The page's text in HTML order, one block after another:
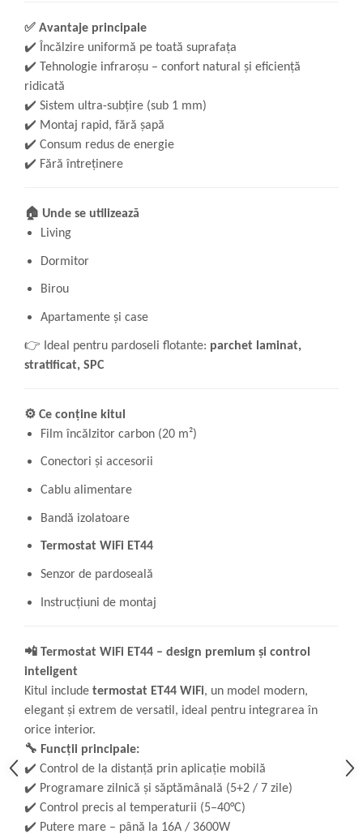
✅ Avantaje principale
✔️ Încălzire uniformă pe toată suprafața
✔️ Tehnologie infraroșu – confort natural și eficiență
ridicată
✔️ Sistem ultra-subțire (sub 1 mm)
✔️ Montaj rapid, fără șapă
✔️ Consum redus de energie
✔️ Fără întreținere
🏠 Unde se utilizează
Living
Dormitor
Birou
Apartamente și case
👉 Ideal pentru pardoseli flotante: parchet laminat,
stratificat, SPC
⚙️ Ce conține kitul
Film încălzitor carbon (20 m²)
Conectori și accesorii
Cablu alimentare
Bandă izolatoare
Termostat WiFi ET44
Senzor de pardoseală
Instrucțiuni de montaj
📲 Termostat WiFi ET44 – design premium și control
inteligent
Kitul include termostat ET44 WiFi, un model modern,
elegant și extrem de versatil, ideal pentru integrarea în
orice interior.
🔧 Funcții principale:
✔️ Control de la distanță prin aplicație mobilă
✔️ Programare zilnică și săptămânală (5+2 / 7 zile)
✔️ Control precis al temperaturii (5–40°C)
✔️ Putere mare – până la 16A / 3600W